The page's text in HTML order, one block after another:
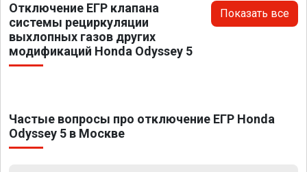
Отключение ЕГР клапана
системы рециркуляции
выхлопных газов других
модификаций Honda Odyssey 5
Показать все
Частые вопросы про отключение ЕГР Honda
Odyssey 5 в Москве